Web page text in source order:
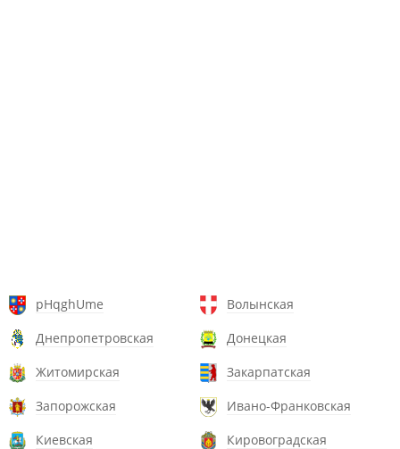
pHqghUme
Волынская
Днепропетровская
Донецкая
Житомирская
Закарпатская
Запорожская
Ивано-Франковская
Киевская
Кировоградская